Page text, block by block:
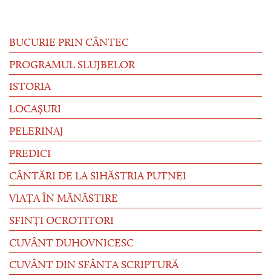
BUCURIE PRIN CÂNTEC
PROGRAMUL SLUJBELOR
ISTORIA
LOCAȘURI
PELERINAJ
PREDICI
CÂNTĂRI DE LA SIHĂSTRIA PUTNEI
VIAȚA ÎN MĂNĂSTIRE
SFINȚI OCROTITORI
CUVÂNT DUHOVNICESC
CUVÂNT DIN SFÂNTA SCRIPTURĂ